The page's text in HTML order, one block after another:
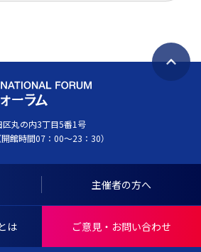
ペ
プ
戻
る
丸の内3丁目5番1号
開館時間07：00～23：30）
主催者の方へ
は ご意見・お問い合わせ